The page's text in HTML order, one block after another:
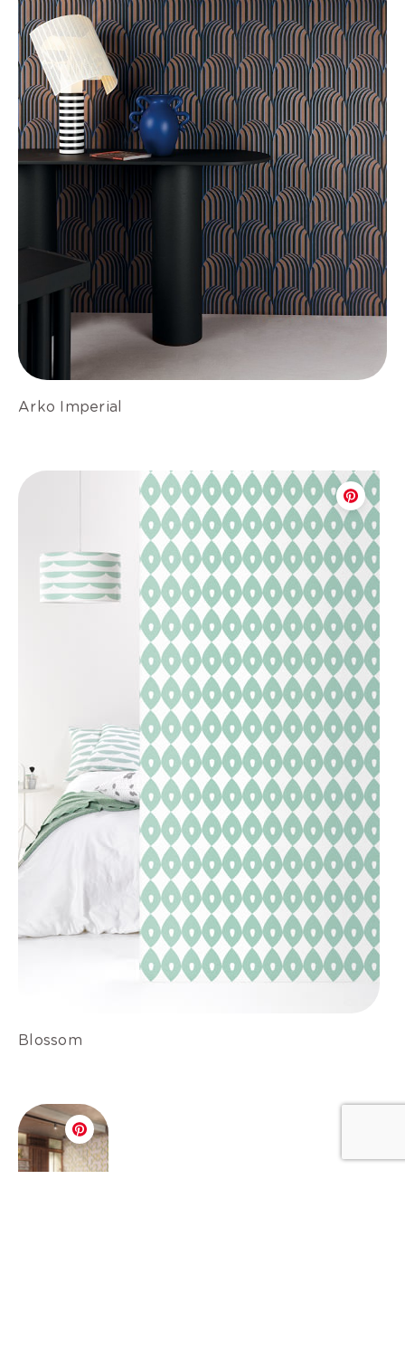
Arko Imperial
Blossom